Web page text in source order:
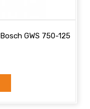
GWS 750-125